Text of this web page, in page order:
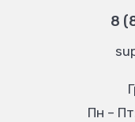
8
Пн –